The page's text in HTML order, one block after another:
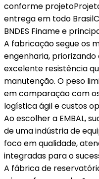
conforme
entrega em todo
BNDES Finame e
A fabricação segue os
engenharia,
excelente resistência
manutenção. O peso
em comparação com
logística ágil e custos
Ao escolher a EMBAL,
de uma indústria de
foco em qualidade,
integradas para o
A fábrica de